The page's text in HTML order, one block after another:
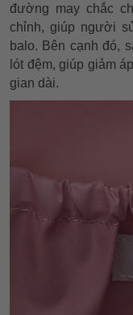
đường may chắc
chỉnh, giúp người
balo. Bên cạnh đó,
lót đệm, giúp giảm
gian dài.